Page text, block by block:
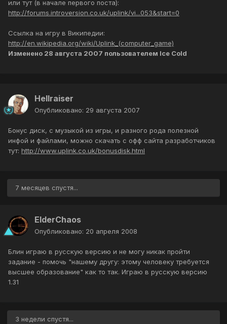
или тут (в начале первого поста):
http://forums.introversion.co.uk/uplink/vi...053&start=0
Ссылка на игру в Википедии:
http://en.wikipedia.org/wiki/Uplink_(computer_game)
Изменено 28 августа 2007 пользователем Ice Cold
Hellraiser
Опубликовано: 29 августа 2007
Бонус диск, с музыкой из игры, и разного рода полезной
инфой и файлами, можно скачать с офф сайта разработчиков
тут: http://www.uplink.co.uk/bonusdisk.html
7 месяцев спустя...
ElderChaos
Опубликовано: 20 апреля 2008
Блин играю в русскую версию и не могу никак пройти
задание - помочь "нашему другу: этому человеку требуется
высшее образование" как то так. Играю в русскую версию
1.31
3 недели спустя...